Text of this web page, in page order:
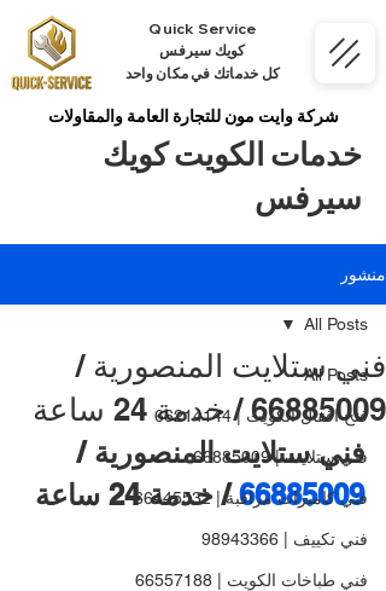
Quick Service
كويك سيرفس
كل خدماتك في مكان واحد
شركة وايت مون للتجارة العامة والمقاولات
خدمات الكويت كويك
سيرفس
منشور
All Posts
فتح اقفال الكويت | 66214144
فني ستلايت | 66885009
فني كاميرات مراقبة | 66445532
فني تكييف | 98943366
فني طباخات الكويت | 66557188
All Posts
فني ستلايت المنصورية /
66885009 / خدمة 24 ساعة
فني ستلايت المنصورية /
66885009 / خدمة 24 ساعة